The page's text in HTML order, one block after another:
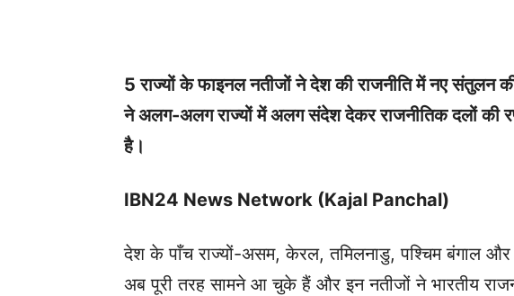
5 राज्यों के फाइनल नतीजों ने देश की राजनीति में नए संतुलन
ने अलग-अलग राज्यों में अलग संदेश देकर राजनीतिक दलों की
है।
IBN24 News Network (Kajal Panchal)
देश के पाँच राज्यों-असम, केरल, तमिलनाडु, पश्चिम बंगाल और
अब पूरी तरह सामने आ चुके हैं और इन नतीजों ने भारतीय